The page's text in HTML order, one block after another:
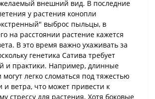
внешний вид. В последние
у растения конопли
выброс пыльцы, в
на расстоянии растение кажется
В это время важно ухаживать за
генетика Сатива требует
и практики. Например, длинные
легко сломаться под тяжестью
и ветра, что может привести к
стрессу для растения. Хотя боковые